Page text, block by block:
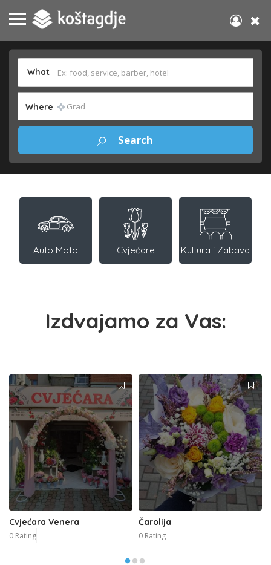
What
Where
Auto Moto Cvjećare Kultura i Zabava
Izdvajamo za Vas:
Cvjećara Venera
0 Rating
Čarolija
0 Rating